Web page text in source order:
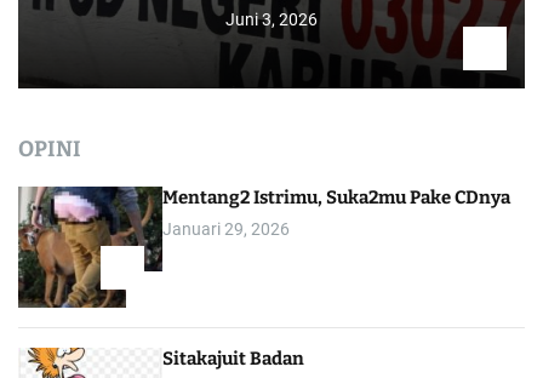
Juni 3, 2026
OPINI
Mentang2 Istrimu, Suka2mu Pake CDnya
Januari 29, 2026
Sitakajuit Badan